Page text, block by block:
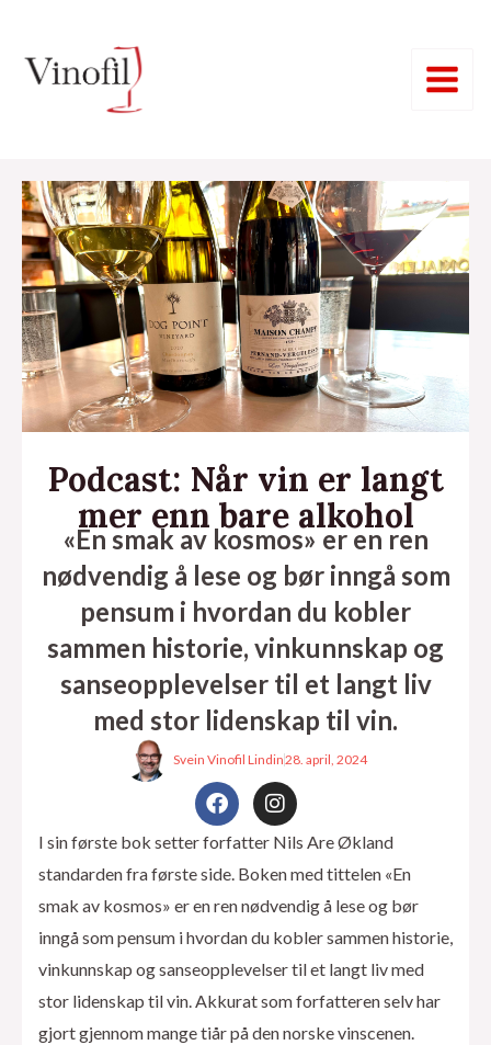
Menu
Podcast: Når vin er langt
mer enn bare alkohol
«En smak av kosmos» er en ren
nødvendig å lese og bør inngå som
pensum i hvordan du kobler
sammen historie, vinkunnskap og
sanseopplevelser til et langt liv
med stor lidenskap til vin.
Svein Vinofil Lindin28. april, 2024
F
a
c
e
b
o
k
I
n
s
t
a
g
a
m
I sin første bok setter forfatter Nils Are Økland
standarden fra første side. Boken med tittelen «En
smak av kosmos» er en ren nødvendig å lese og bør
inngå som pensum i hvordan du kobler sammen historie,
vinkunnskap og sanseopplevelser til et langt liv med
stor lidenskap til vin. Akkurat som forfatteren selv har
gjort gjennom mange tiår på den norske vinscenen.